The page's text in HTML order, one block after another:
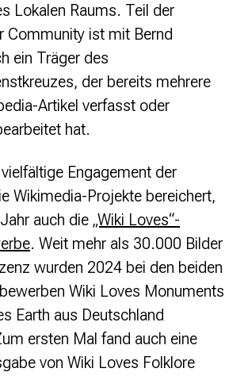
Lokalen Raums. Teil der
Community ist mit Bernd
ein Träger des
der bereits mehrere
Artikel verfasst oder
hat.
Engagement der
Wikimedia-Projekte bereichert,
auch die „Wiki Loves“-
. Weit mehr als 30.000 Bilder
wurden 2024 bei den beiden
Wiki Loves Monuments
Earth aus Deutschland
ersten Mal fand auch eine
von Wiki Loves Folklore